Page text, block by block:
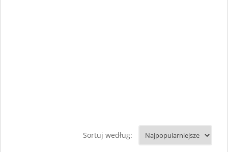
Sortuj według: